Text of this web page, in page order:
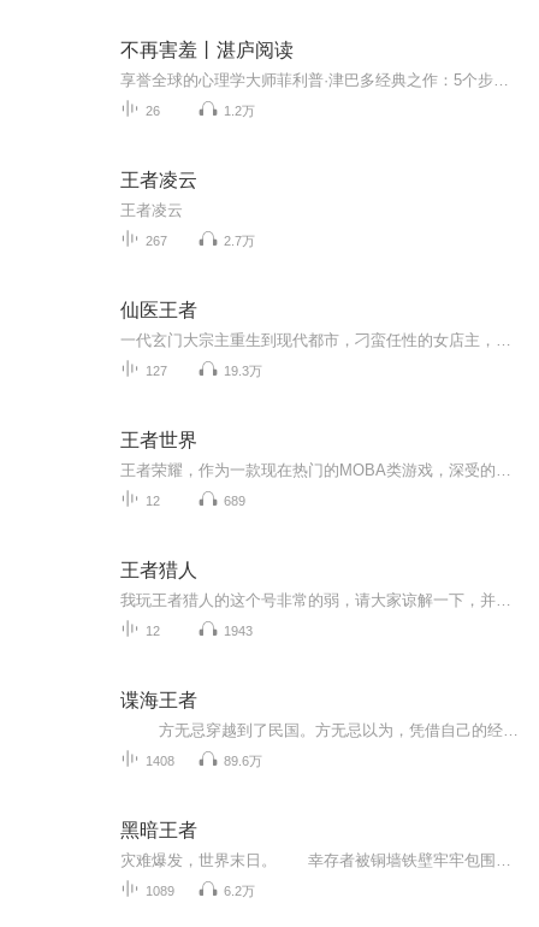
不再害羞丨湛庐阅读
26 1.2万
王者凌云
王者凌云
267 2.7万
仙医王者
127 19.3万
王者世界
12 689
王者猎人
12 1943
谍海王者
1408 89.6万
黑暗王者
1089 6.2万